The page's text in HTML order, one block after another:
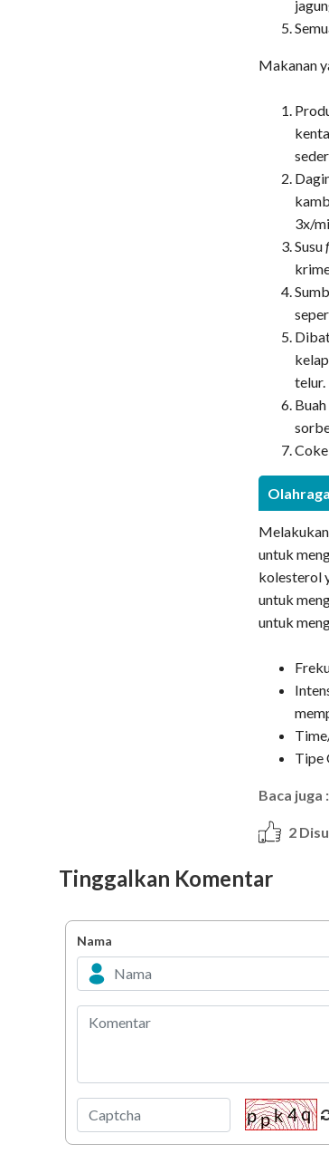
Makanan
3x/
Susu
telur.
untuk
kolesterol
untuk
untuk
Tipe
Baca juga :
2
Tinggalkan Komentar
Nama